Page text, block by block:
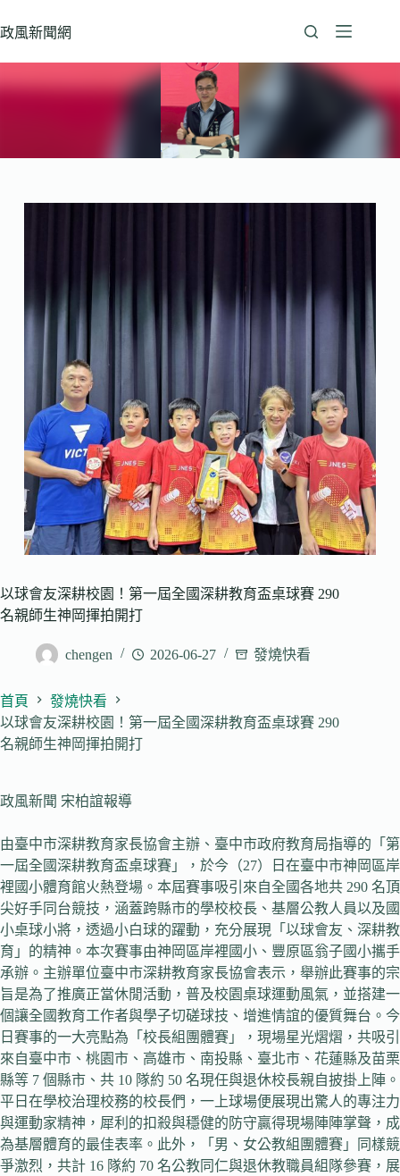
至
政風新聞網
以球會友深耕校園！第一屆全國深耕教育盃桌球賽 290
名親師生神岡揮拍開打
chengen 2026-06-27 發燒快看
首頁
發燒快看
以球會友深耕校園！第一屆全國深耕教育盃桌球賽 290
名親師生神岡揮拍開打
政風新聞 宋柏誼報導
由臺中市深耕教育家長協會主辦、臺中市政府教育局指導的「第
一屆全國深耕教育盃桌球賽」，於今（27）日在臺中市神岡區岸
裡國小體育館火熱登場。本屆賽事吸引來自全國各地共 290 名頂
尖好手同台競技，涵蓋跨縣市的學校校長、基層公教人員以及國
小桌球小將，透過小白球的躍動，充分展現「以球會友、深耕教
育」的精神。本次賽事由神岡區岸裡國小、豐原區翁子國小攜手
承辦。主辦單位臺中市深耕教育家長協會表示，舉辦此賽事的宗
旨是為了推廣正當休閒活動，普及校園桌球運動風氣，並搭建一
個讓全國教育工作者與學子切磋球技、增進情誼的優質舞台。今
日賽事的一大亮點為「校長組團體賽」，現場星光熠熠，共吸引
來自臺中市、桃園市、高雄市、南投縣、臺北市、花蓮縣及苗栗
縣等 7 個縣市、共 10 隊約 50 名現任與退休校長親自披掛上陣。
平日在學校治理校務的校長們，一上球場便展現出驚人的專注力
與運動家精神，犀利的扣殺與穩健的防守贏得現場陣陣掌聲，成
為基層體育的最佳表率。此外，「男、女公教組團體賽」同樣競
爭激烈，共計 16 隊約 70 名公教同仁與退休教職員組隊參賽，展